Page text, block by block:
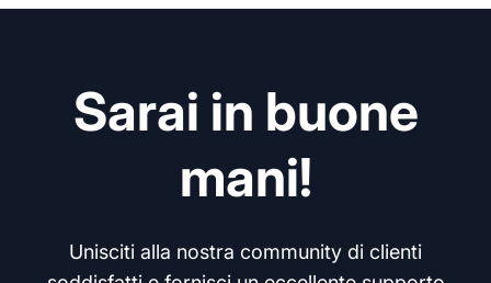
Sarai in buone
mani!
Unisciti alla nostra community di clienti